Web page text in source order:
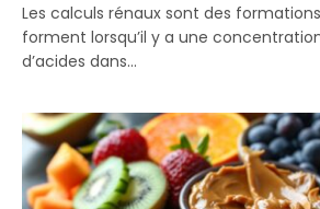
Les calculs rénaux sont des
forment lorsqu’il y a une
d’acides dans…